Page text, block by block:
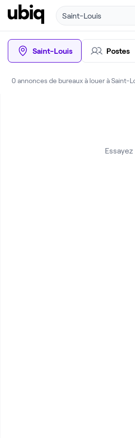
Saint-Louis
Saint-Louis Postes
0 annonces de bureaux à louer à Saint-